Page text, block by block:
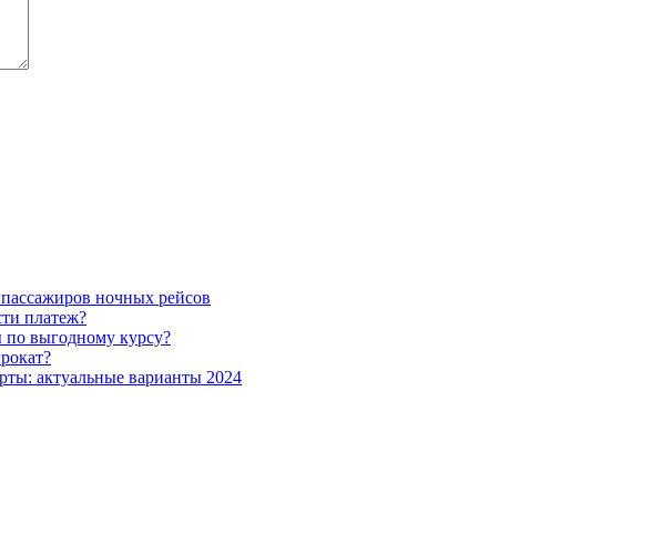
ночных рейсов
платеж?
по выгодному курсу?
актуальные варианты 2024